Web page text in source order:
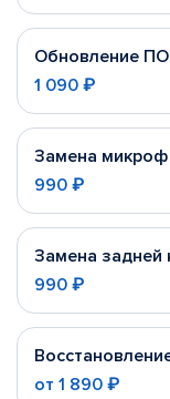
Обновление ПО
1 090 ₽
Замена
990 ₽
Замена задней
990 ₽
от 1 890 ₽